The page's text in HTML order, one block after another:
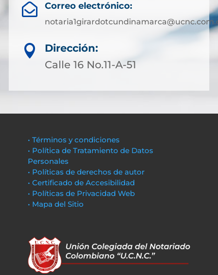
 Correo electrónico:

Dirección:
Calle 16 No.11-A-51
• Términos y condiciones
• Política de Tratamiento de Datos
Personales
• Políticas de derechos de autor
• Certificado de Accesibilidad
• Políticas de Privacidad Web
• Mapa del Sitio